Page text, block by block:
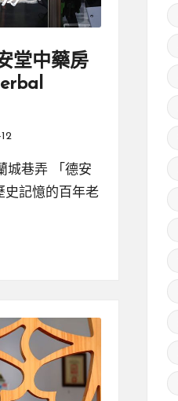
堂中藥房
城巷弄 「德安
史記憶的百年老